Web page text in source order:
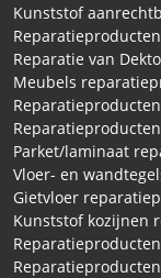
Kunststof
Meubels
Parket/laminaat
Vloer- en
Gietvloer
Kunststof kozijnen